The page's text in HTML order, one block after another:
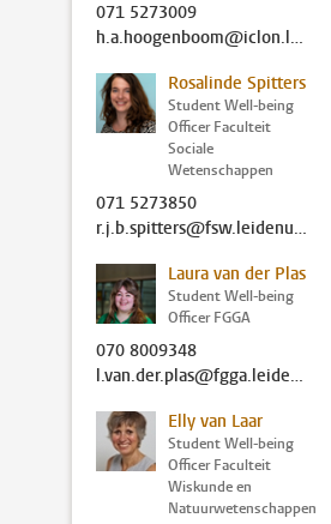
071 5273009
h.a.hoogenboom@iclon.leidenuniv.nl
Rosalinde Spitters
Student Well-being
Officer Faculteit
Sociale
Wetenschappen
071 5273850
r.j.b.spitters@fsw.leidenuniv.nl
Laura van der Plas
Student Well-being
Officer FGGA
070 8009348
l.van.der.plas@fgga.leidenuniv.nl
Elly van Laar
Student Well-being
Officer Faculteit
Wiskunde en
Natuurwetenschappen